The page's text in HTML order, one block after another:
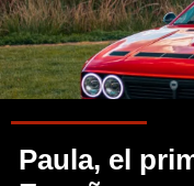
Paula, el